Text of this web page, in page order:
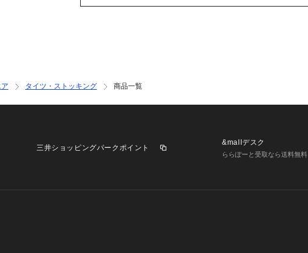
タイツ・ストッキング 商品一覧
三井ショッピングパークポイント
&mallデスク
ららぽーと受取なら送料無料